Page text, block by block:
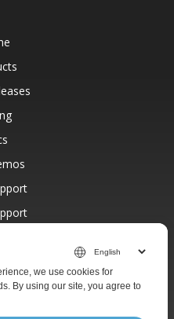
we use cookies for
By using our site, you agree to